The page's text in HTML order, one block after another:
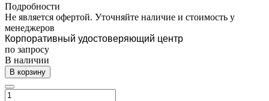
Подробности
Не является офертой. Уточняйте наличие и стоимость у
менеджеров
Корпоративный удостоверяющий центр
по запросу
В наличии
В корзину